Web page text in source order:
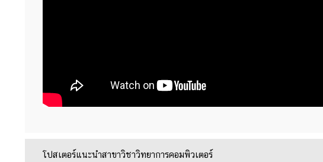
โปสเตอร์แนะนำสาขาวิชาวิทยาการคอมพิวเตอร์